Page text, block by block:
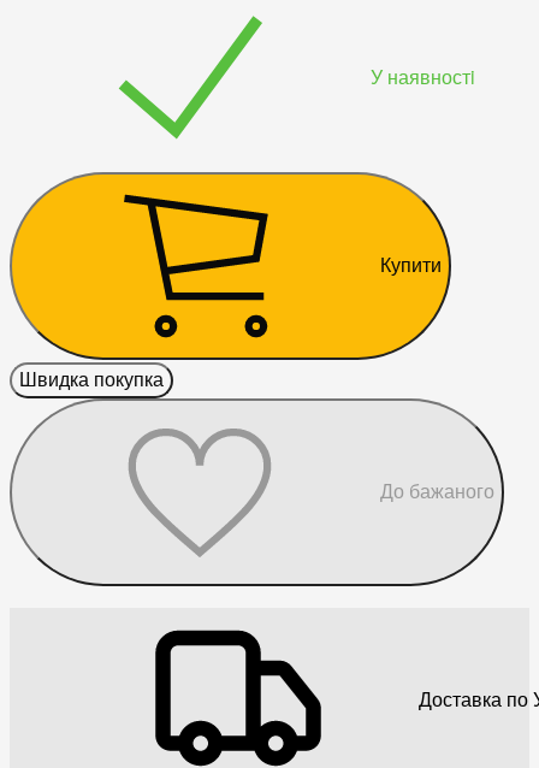
У наявностi
Купити
Швидка покупка
До бажаного
Доставка по